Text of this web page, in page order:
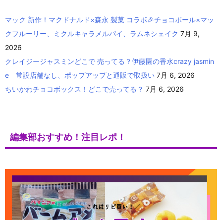
マック 新作！マクドナルド×森永 製菓 コラボ🎉チョコボール×マッ
クフルーリー、ミクルキャラメルパイ、ラムネシェイク 7月 9,
2026
クレイジージャスミンどこで 売ってる？伊藤園の香水crazy jasmin
e 常設店舗なし、ポップアップと通販で取扱い 7月 6, 2026
ちいかわチョコボックス！どこで売ってる？ 7月 6, 2026
編集部おすすめ！注目レポ！